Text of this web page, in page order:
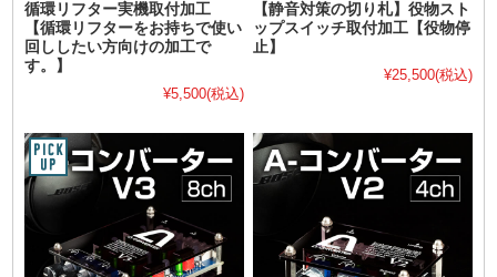
循環リフター実機取付加工
【循環リフターをお持ちで使い
回ししたい方向けの加工で
す。】
¥5,500(税込)
【静音対策の切り札】役物スト
ップスイッチ取付加工【役物停
止】
¥25,500(税込)